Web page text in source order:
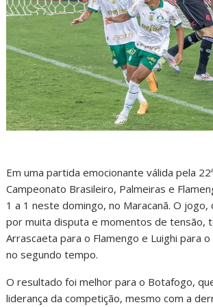
Em uma partida emocionante válida pela
Campeonato Brasileiro, Palmeiras e
1 a 1 neste domingo, no Maracanã. O jogo,
por muita disputa e momentos de tensão,
Arrascaeta para o Flamengo e Luighi para
no segundo tempo.
O resultado foi melhor para o Botafogo,
liderança da competição, mesmo com a